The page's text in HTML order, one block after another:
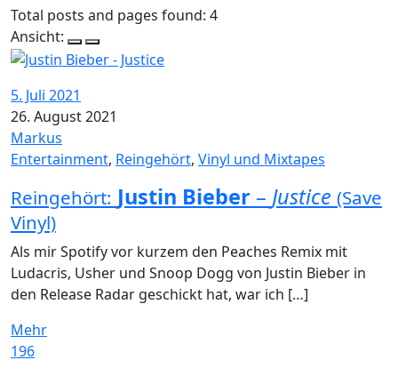
Total posts and pages found: 4
Ansicht:
5. Juli 2021
26. August 2021
Markus
Entertainment, Reingehört, Vinyl und Mixtapes
Reingehört: Justin Bieber – Justice (Save
Vinyl)
Als mir Spotify vor kurzem den Peaches Remix mit
Ludacris, Usher und Snoop Dogg von Justin Bieber in
den Release Radar geschickt hat, war ich […]
Mehr
196